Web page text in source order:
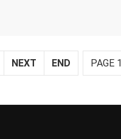
PAGE
NEXT END